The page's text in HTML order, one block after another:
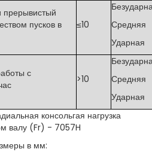
пусков в
≤10
Средняя
Ударная
с
>10
Средняя
Ударная
консольгая нагрузка
валу (Fr) - 7057H
в мм: